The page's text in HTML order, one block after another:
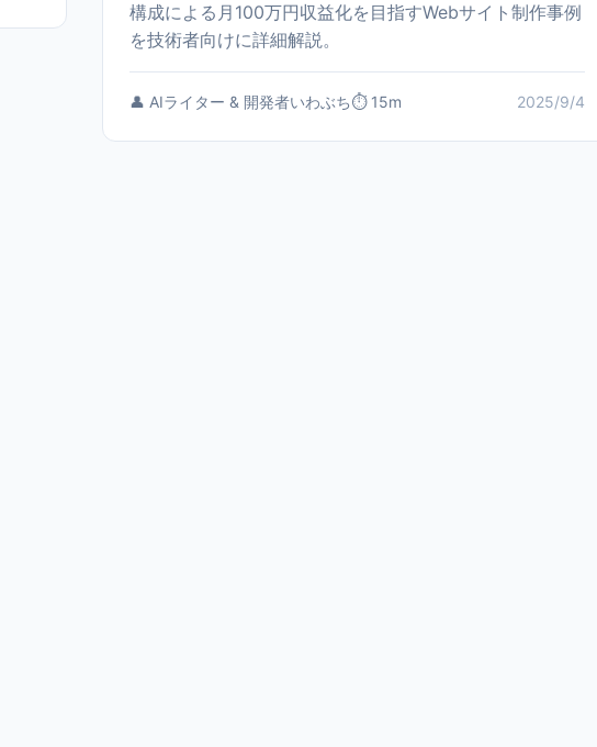
構成による月100万円収益化を目指すWebサイト制作事例
を技術者向けに詳細解説。
👤 AIライター & 開発者いわぶち⏱️ 15m 2025/9/4